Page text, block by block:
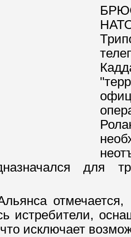
для
отмечается,
истребители,
исключает